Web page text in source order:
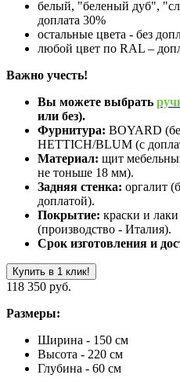
белый, "беленый дуб",
доплата 30%
остальные цвета - без
любой цвет по RAL –
Важно учесть!
Вы можете выбрать
или без).
Фурнитура: BOYARD
HETTICH/BLUM (с
Материал: щит
не тоньше 18 мм).
Задняя стенка: оргалит
доплатой).
Покрытие: краски и
(производство - Италия).
Срок изготовления и
Купить в 1 клик!
118 350 руб.
Размеры:
Ширина - 150 см
Высота - 220 см
Глубина - 60 см